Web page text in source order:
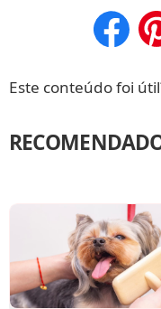
Este conteúdo foi